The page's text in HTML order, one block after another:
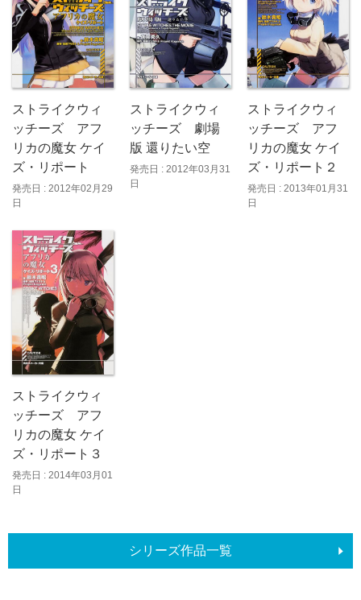
ストライクウィ
ッチーズ アフ
リカの魔女 ケイ
ズ・リポート
発売日 : 2012年02月29
日
ストライクウィ
ッチーズ 劇場
版 還りたい空
発売日 : 2012年03月31
日
ストライクウィ
ッチーズ アフ
リカの魔女 ケイ
ズ・リポート２
発売日 : 2013年01月31
日
ストライクウィ
ッチーズ アフ
リカの魔女 ケイ
ズ・リポート３
発売日 : 2014年03月01
日
シリーズ作品一覧